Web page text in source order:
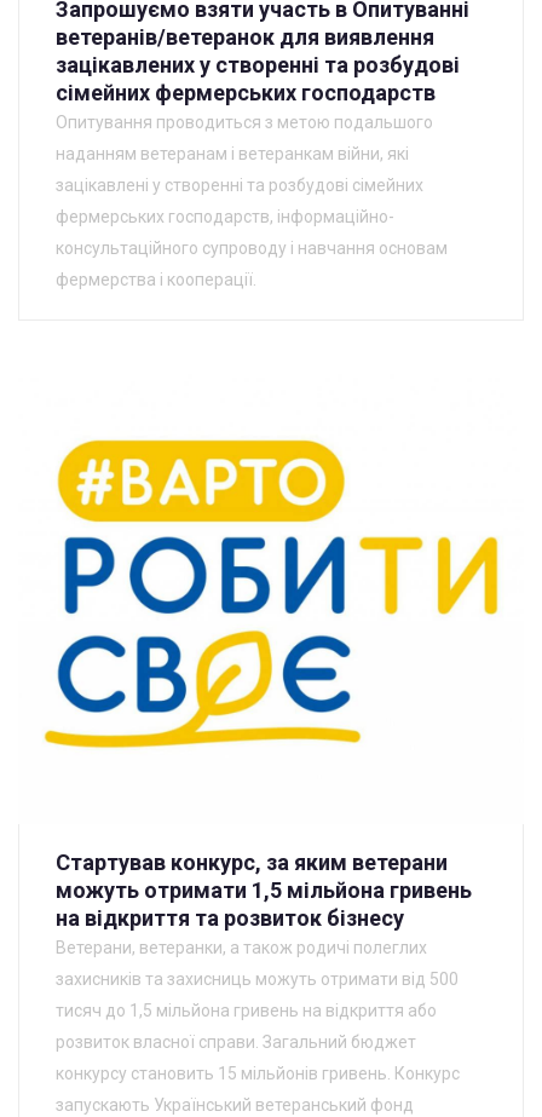
Запрошуємо взяти участь в Опитуванні
ветеранів/ветеранок для виявлення
зацікавлених у створенні та розбудові
сімейних фермерських господарств
Опитування проводиться з метою подальшого
наданням ветеранам і ветеранкам війни, які
зацікавлені у створенні та розбудові сімейних
фермерських господарств, інформаційно-
консультаційного супроводу і навчання основам
фермерства і кооперації.
Стартував конкурс, за яким ветерани
можуть отримати 1,5 мільйона гривень
на відкриття та розвиток бізнесу
Ветерани, ветеранки, а також родичі полеглих
захисників та захисниць можуть отримати від 500
тисяч до 1,5 мільйона гривень на відкриття або
розвиток власної справи. Загальний бюджет
конкурсу становить 15 мільйонів гривень. Конкурс
запускають Український ветеранський фонд